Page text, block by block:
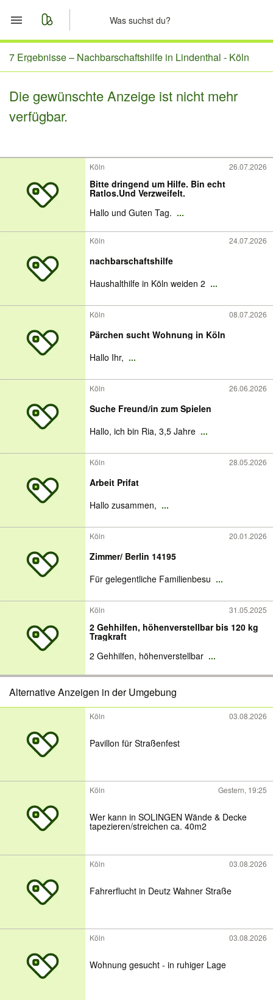
Start
Nachrichten
7 Ergebnisse – Nachbarschaftshilfe in Lindenthal - Köln
Die gewünschte Anzeige ist nicht mehr
verfügbar.
Köln 26.07.2026
Bitte dringend um Hilfe. Bin echt
Ratlos.Und Verzweifelt.
Hallo und Guten Tag. ...
Köln 24.07.2026
nachbarschaftshilfe
Haushalthilfe in Köln weiden 2 ...
Köln 08.07.2026
Pärchen sucht Wohnung in Köln
Hallo Ihr, ...
Köln 26.06.2026
Suche Freund/in zum Spielen
Hallo, ich bin Ria, 3,5 Jahre ...
Köln 28.05.2026
Arbeit Prifat
Hallo zusammen, ...
Köln 20.01.2026
Zimmer/ Berlin 14195
Für gelegentliche Familienbesu ...
Köln 31.05.2025
2 Gehhilfen, höhenverstellbar bis 120 kg
Tragkraft
2 Gehhilfen, höhenverstellbar ...
Alternative Anzeigen in der Umgebung
Köln 03.08.2026
Pavillon für Straßenfest
Köln Gestern, 19:25
Wer kann in SOLINGEN Wände & Decke
tapezieren/streichen ca. 40m2
Köln 03.08.2026
Fahrerflucht in Deutz Wahner Straße
Köln 03.08.2026
Wohnung gesucht - in ruhiger Lage